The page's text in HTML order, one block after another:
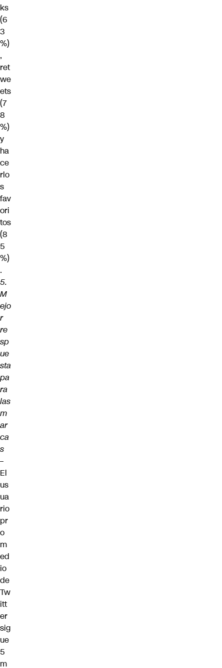
ks
(6
3
%)
,
ret
we
ets
(7
8
%)
y
ha
ce
rlo
s
fav
ori
tos
(8
5
%)
.
5.
M
ejo
r
re
sp
ue
sta
pa
ra
las
m
ar
ca
s
–
El
us
ua
rio
pr
o
m
ed
io
de
Tw
itt
er
sig
ue
5
m